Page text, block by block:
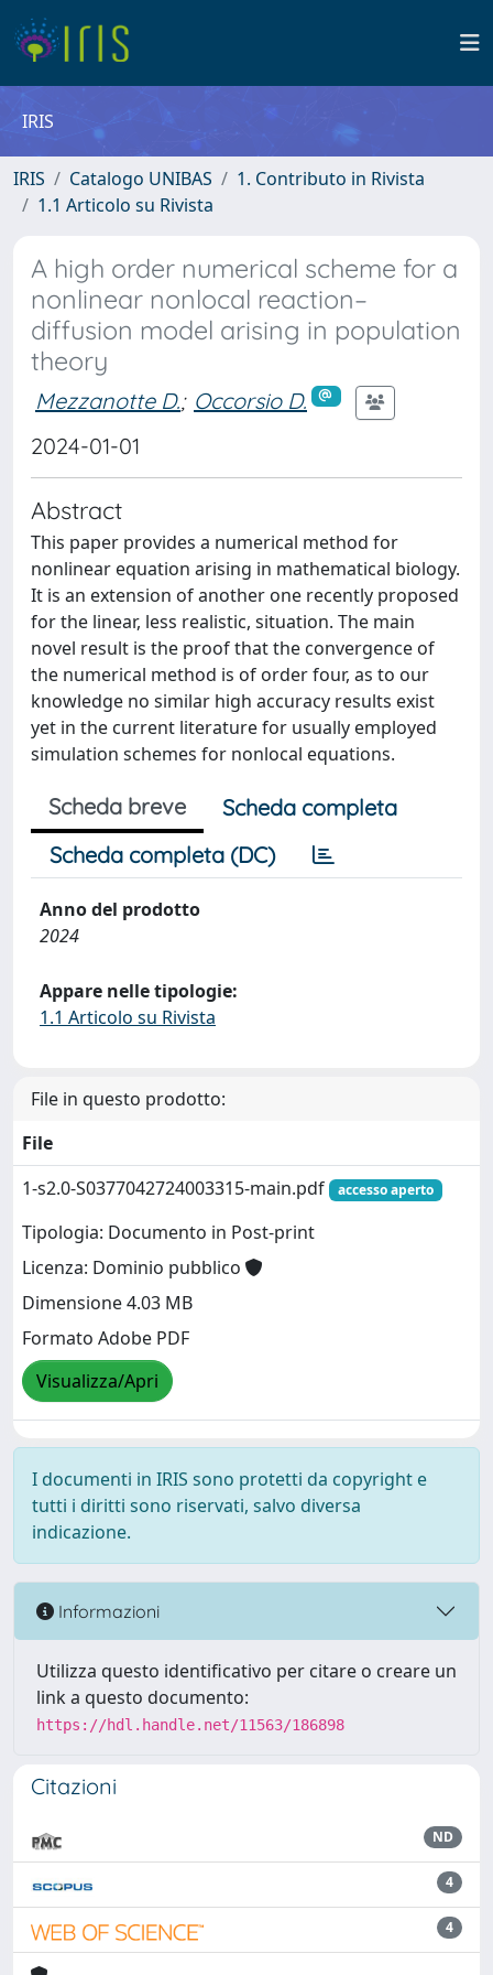
IRIS
IRIS Catalogo UNIBAS
1. Contributo in Rivista
1.1 Articolo su Rivista
A high order numerical scheme for a
nonlinear nonlocal reaction–
diffusion model arising in population
theory
Mezzanotte D.; Occorsio D.
2024-01-01
Abstract
This paper provides a numerical method for
nonlinear equation arising in mathematical biology.
It is an extension of another one recently proposed
for the linear, less realistic, situation. The main
novel result is the proof that the convergence of
the numerical method is of order four, as to our
knowledge no similar high accuracy results exist
yet in the current literature for usually employed
simulation schemes for nonlocal equations.
Scheda breve
Scheda completa
Scheda completa (DC)
Anno del prodotto
2024
Appare nelle tipologie:
1.1 Articolo su Rivista
File in questo prodotto:
File
1-s2.0-S0377042724003315-main.pdf
accesso aperto
Tipologia: Documento in Post-print
Licenza: Dominio pubblico
Dimensione 4.03 MB
Formato Adobe PDF
Visualizza/Apri
I documenti in IRIS sono protetti da copyright e
tutti i diritti sono riservati, salvo diversa
indicazione.
Informazioni
Utilizza questo identificativo per citare o creare un
link a questo documento:
https://hdl.handle.net/11563/186898
Citazioni
ND
4
4